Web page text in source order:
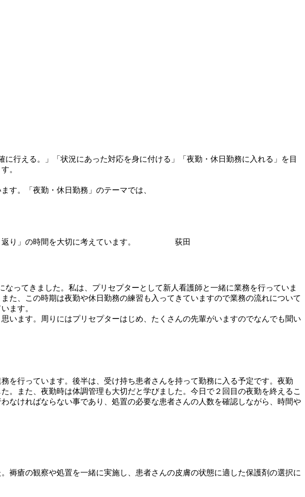
行える。」「状況にあった対応を身に付ける」「夜勤・休日勤務に入れる」を目
。
す。「夜勤・休日勤務」のテーマでは、
振り返り」の時間を大切に考えています。 荻田
ってきました。私は、プリセプターとして新人看護師と一緒に業務を行っていま
た、この時期は夜勤や休日勤務の練習も入ってきていますので業務の流れについて
ます。
います。周りにはプリセプターはじめ、たくさんの先輩がいますのでなんでも聞い
を行っています。後半は、受け持ち患者さんを持って勤務に入る予定です。夜勤
。また、夜勤時は体調管理も大切だと学びました。今日で２回目の夜勤を終えるこ
なければならない事であり、処置の必要な患者さんの人数を確認しながら、時間や
褥瘡の観察や処置を一緒に実施し、患者さんの皮膚の状態に適した保護剤の選択に